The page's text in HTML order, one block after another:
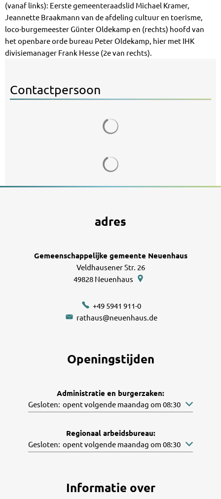
(vanaf links): Eerste gemeenteraadslid Michael Kramer,
Jeannette Braakmann van de afdeling cultuur en toerisme,
loco-burgemeester Günter Oldekamp en (rechts) hoofd van
het openbare orde bureau Peter Oldekamp, hier met IHK
divisiemanager Frank Hesse (2e van rechts).
Contactpersoon
adres
Gemeenschappelijke gemeente Neuenhaus
Veldhausener Str. 26
49828 Neuenhaus
+49 5941 911-0
rathaus@neuenhaus.de
Openingstijden
Administratie en burgerzaken:
Klik om andere openings- of sluitingstijden te verbergen
Gesloten: opent volgende maandag om 08:30
Regionaal arbeidsbureau:
Klik om andere openings- of sluitingstijden te verbergen
Gesloten: opent volgende maandag om 08:30
Informatie over